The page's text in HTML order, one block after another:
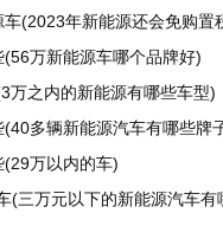
(2023年新能源还会免购置
万新能源车哪个品牌好)
万之内的新能源有哪些车型)
多辆新能源汽车有哪些牌
万以内的车)
万元以下的新能源汽车有哪些车